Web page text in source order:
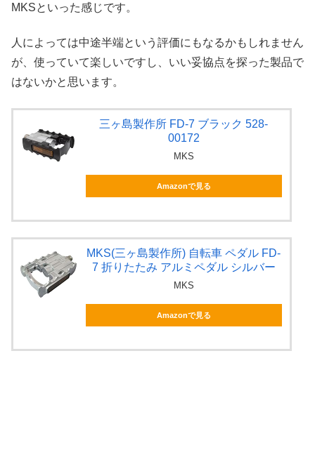
MKSといった感じです。
人によっては中途半端という評価にもなるかもしれません
が、使っていて楽しいですし、いい妥協点を探った製品で
はないかと思います。
三ヶ島製作所 FD-7 ブラック 528-
00172
MKS
Amazonで見る
MKS(三ヶ島製作所) 自転車 ペダル FD-
7 折りたたみ アルミペダル シルバー
MKS
Amazonで見る